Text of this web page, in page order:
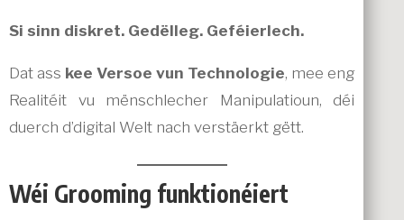
Si sinn diskret. Gedëlleg. Geféierlech.
Dat ass kee Versoe vun Technologie, mee eng
Realitéit vu mënschlecher Manipulatioun, déi
duerch d’digital Welt nach verstäerkt gëtt.
Wéi Grooming funktionéiert